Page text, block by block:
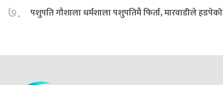
७. पशुपति गौशाला धर्मशाला पशुपतिमै फिर्ता, मारवाडीले